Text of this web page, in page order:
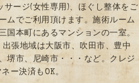
ージ(女性専用)、ほぐし整体をご
ムでご利用頂けます。施術ルーム
国本町にあるマンションの一室。
張地域は大阪市、吹田市、豊中
堺市、尼崎市・・・など。クレジ
ー決済もOK。